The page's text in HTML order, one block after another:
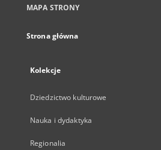
MAPA STRONY
Strona główna
Kolekcje
Dziedzictwo kulturowe
Nauka i dydaktyka
Regionalia